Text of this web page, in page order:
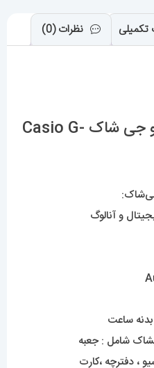
نظرات (0)
معرفی ساعتمچی کاسیو جی شاک Casio G-
و آنالوگ
شامل : جعبه
، دفترچه ،کارت